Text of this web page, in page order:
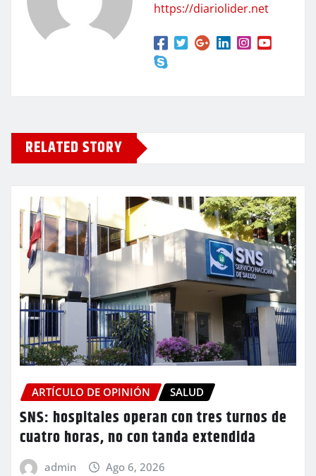
https://diariolider.net
RELATED STORY
ARTÍCULO DE OPINIÓN SALUD
SNS: hospitales operan con tres turnos de
cuatro horas, no con tanda extendida
admin Ago 6, 2026